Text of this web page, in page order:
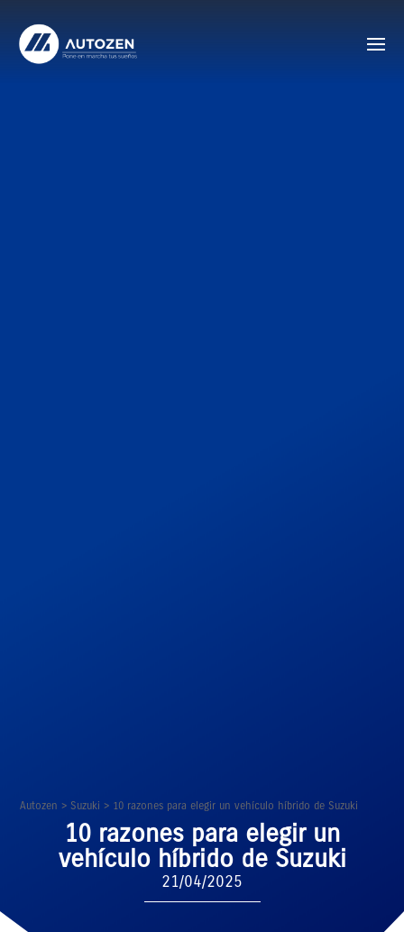
Autozen >Suzuki > 10 razones para elegir un vehículo híbrido de Suzuki
10 razones para elegir un
vehículo híbrido de Suzuki
21/04/2025